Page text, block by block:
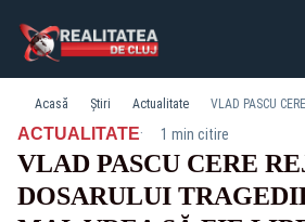
Acasă Știri Actualitate
ACTUALITATE· 1 min citire
VLAD PASCU CERE
DOSARULUI